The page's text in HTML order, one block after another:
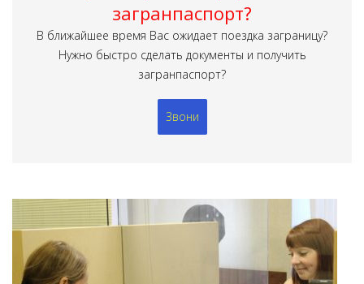
загранпаспорт?
В ближайшее время Вас ожидает поездка заграницу?
Нужно быстро сделать документы и получить
загранпаспорт?
Звони